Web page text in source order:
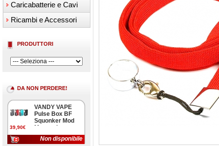
Caricabatterie e Cavi
Ricambi e Accessori
PRODUTTORI
DA NON PERDERE!
39,90€
VANDY VAPE
Pulse Box BF
Squonker Mod
Meccanica
Non disponibile